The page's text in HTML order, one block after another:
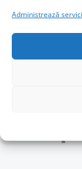
Administrează